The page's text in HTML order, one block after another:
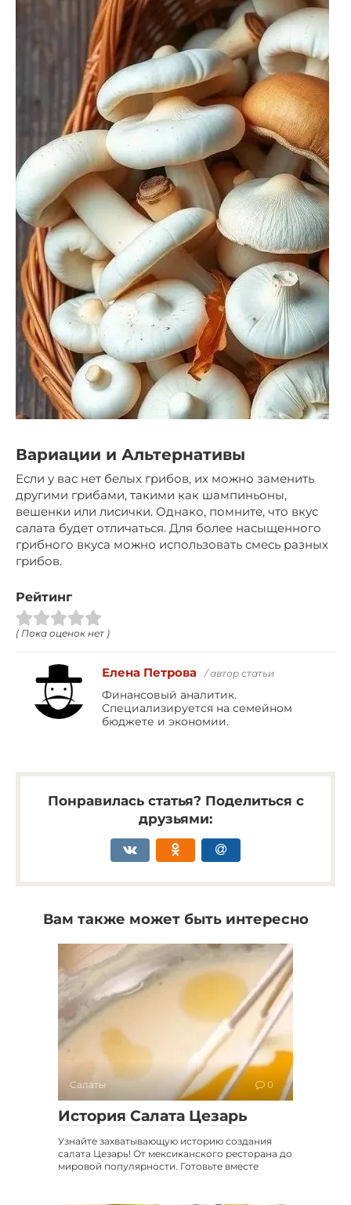
Вариации и Альтернативы
Если у вас нет белых грибов, их можно заменить
другими грибами, такими как шампиньоны,
вешенки или лисички. Однако, помните, что вкус
салата будет отличаться. Для более насыщенного
грибного вкуса можно использовать смесь разных
грибов.
Рейтинг
( Пока оценок нет )
Елена Петрова / автор статьи
Финансовый аналитик.
Специализируется на семейном
бюджете и экономии.
Понравилась статья? Поделиться с
друзьями:
Вам также может быть интересно
Салаты 0
История Салата Цезарь
Узнайте захватывающую историю создания
салата Цезарь! От мексиканского ресторана до
мировой популярности. Готовьте вместе